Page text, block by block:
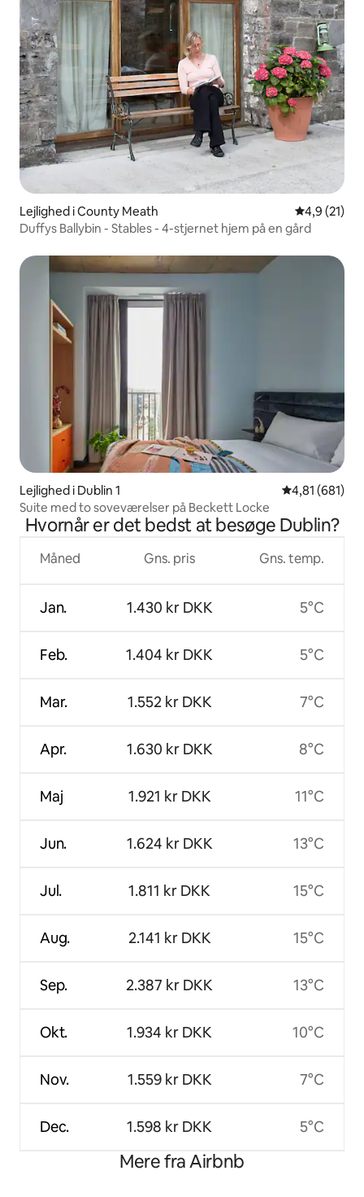
Lejlighed i County Meath 4,9 ud af 5
4,9 (21)
Duffys Ballybin - Stables - 4-stjernet hjem på en gård
Lejlighed i Dublin 1 4,81 ud af 5 i
4,81 (681)
Suite med to soveværelser på Beckett Locke
Hvornår er det bedst at besøge Dublin?
Måned
Jan.
Feb.
Mar.
Apr.
Maj
Jun.
Jul.
Aug.
Sep.
Okt.
Nov.
Dec.
Gns. pris
1.430 kr DKK
1.404 kr DKK
1.552 kr DKK
1.630 kr DKK
1.921 kr DKK
1.624 kr DKK
1.811 kr DKK
2.141 kr DKK
2.387 kr DKK
1.934 kr DKK
1.559 kr DKK
1.598 kr DKK
Gns. temp.
5°C
5°C
7°C
8°C
11°C
13°C
15°C
15°C
13°C
10°C
7°C
5°C
Mere fra Airbnb